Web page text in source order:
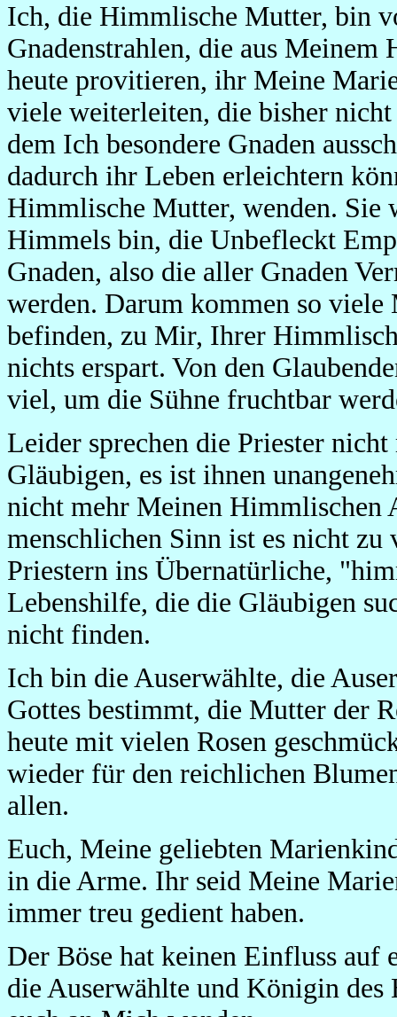
Ich, die Himmlische Mutter, bin
Gnadenstrahlen, die aus
heute provitieren, ihr Meine
viele weiterleiten, die bisher
dem Ich besondere Gnaden
dadurch ihr Leben erleichtern
Himmlische Mutter, wenden. Sie
Himmels bin, die Unbefleckt
Gnaden, also die aller Gnaden
werden. Darum kommen so viele
befinden, zu Mir, Ihrer
nichts erspart. Von den
viel, um die Sühne fruchtbar
Leider sprechen die Priester
Gläubigen, es ist ihnen
nicht mehr Meinen Himmlischen
menschlichen Sinn ist es nicht
Priestern ins Übernatürliche,
Lebenshilfe, die die Gläubigen
nicht finden.
Ich bin die Auserwählte, die
Gottes bestimmt, die Mutter der
heute mit vielen Rosen
wieder für den reichlichen
allen.
Euch, Meine geliebten
in die Arme. Ihr seid Meine
immer treu gedient haben.
Der Böse hat keinen Einfluss
die Auserwählte und Königin